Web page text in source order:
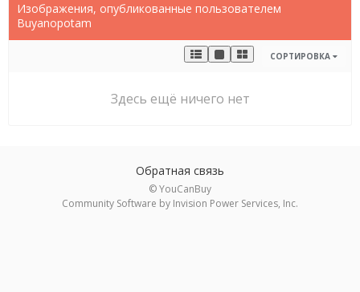
Изображения, опубликованные пользователем
Buyanopotam
СОРТИРОВКА
Здесь ещё ничего нет
Обратная связь
© YouCanBuy
Community Software by Invision Power Services, Inc.